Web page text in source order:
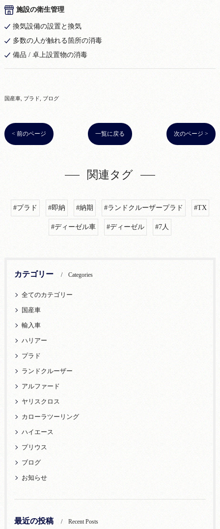
施設の衛生管理
換気設備の設置と換気
多数の人が触れる箇所の消毒
備品 / 卓上設置物の消毒
国産車 プラド ブログ
< 前のページ 一覧に戻る 次のページ >
関連タグ
#プラド #即納 #納期 #ランドクルーザープラド #TX
#ディーゼル車 #ディーゼル #7人
カテゴリー Categories
全てのカテゴリー
国産車
輸入車
ハリアー
プラド
ランドクルーザー
アルファード
ヤリスクロス
カローラツーリング
ハイエース
プリウス
ブログ
お知らせ
最近の投稿 Recent Posts